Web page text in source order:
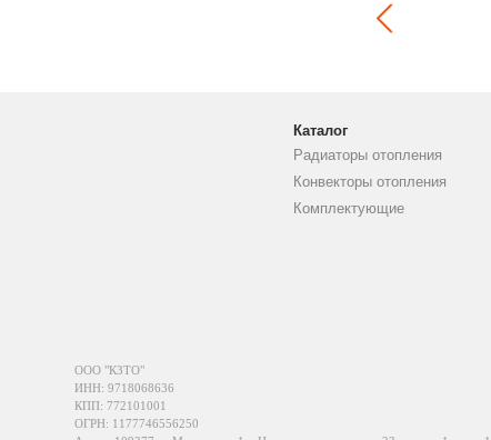
Каталог
Радиаторы отопления
Конвекторы отопления
Комплектующие
ООО "КЗТО"
ИНН: 9718068636
КПП: 772101001
ОГРН: 1177746556250